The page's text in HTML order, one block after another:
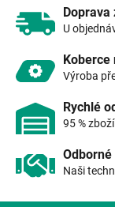
U
Výroba
Rychlé
95 %
Naši